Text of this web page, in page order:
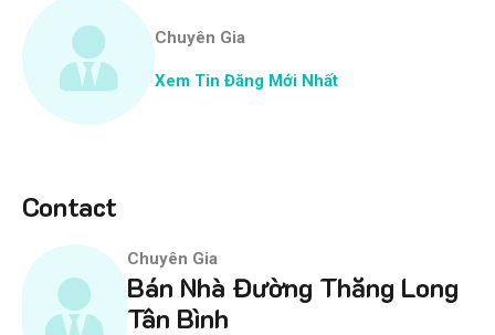
Chuyên Gia
Xem Tin Đăng Mới Nhất
Contact
Chuyên Gia
Bán Nhà Đường Thăng Long
Tân Bình